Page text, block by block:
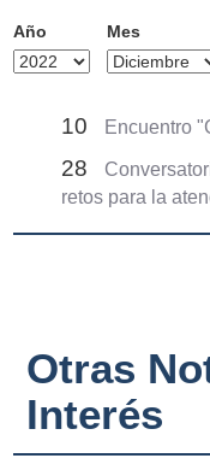
Año Mes
10 Encuentro
28
retos para la
Otras
Interés